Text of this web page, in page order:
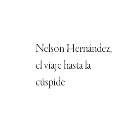
Nelson Hernández,
el viaje hasta la
cúspide